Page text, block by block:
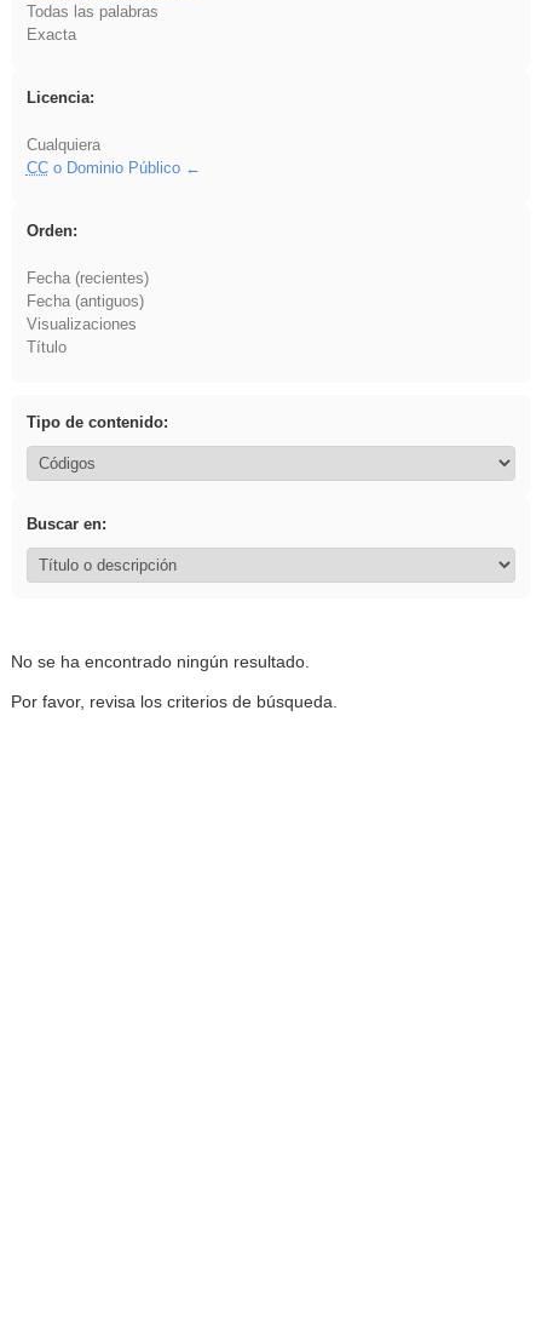
Todas las palabras
Exacta
Licencia:
Cualquiera
CCo Dominio Público
Orden:
Fecha (recientes)
Fecha (antiguos)
Visualizaciones
Título
Tipo de contenido:
Buscar en:
No se ha encontrado ningún resultado.
Por favor, revisa los criterios de búsqueda.